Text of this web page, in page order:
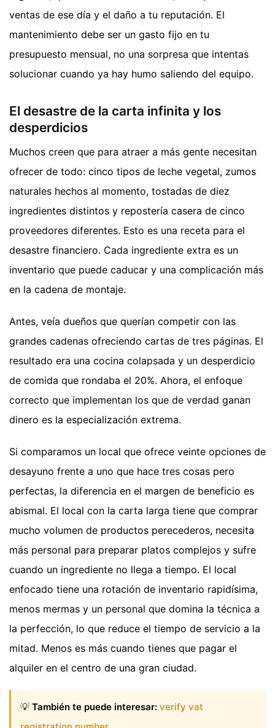
ventas de ese día y el daño a tu reputación. El
mantenimiento debe ser un gasto fijo en tu
presupuesto mensual, no una sorpresa que intentas
solucionar cuando ya hay humo saliendo del equipo.
El desastre de la carta infinita y los
desperdicios
Muchos creen que para atraer a más gente necesitan
ofrecer de todo: cinco tipos de leche vegetal, zumos
naturales hechos al momento, tostadas de diez
ingredientes distintos y repostería casera de cinco
proveedores diferentes. Esto es una receta para el
desastre financiero. Cada ingrediente extra es un
inventario que puede caducar y una complicación más
en la cadena de montaje.
Antes, veía dueños que querían competir con las
grandes cadenas ofreciendo cartas de tres páginas. El
resultado era una cocina colapsada y un desperdicio
de comida que rondaba el 20%. Ahora, el enfoque
correcto que implementan los que de verdad ganan
dinero es la especialización extrema.
Si comparamos un local que ofrece veinte opciones de
desayuno frente a uno que hace tres cosas pero
perfectas, la diferencia en el margen de beneficio es
abismal. El local con la carta larga tiene que comprar
mucho volumen de productos perecederos, necesita
más personal para preparar platos complejos y sufre
cuando un ingrediente no llega a tiempo. El local
enfocado tiene una rotación de inventario rapidísima,
menos mermas y un personal que domina la técnica a
la perfección, lo que reduce el tiempo de servicio a la
mitad. Menos es más cuando tienes que pagar el
alquiler en el centro de una gran ciudad.
💡 También te puede interesar: verify vat